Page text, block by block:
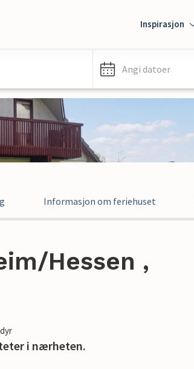
Inspirasjon
Angi datoer
Informasjon om feriehuset
Hessen ,
i nærheten.